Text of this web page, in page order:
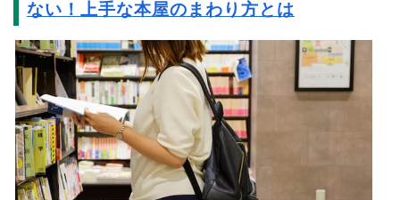
ない！上手な本屋のまわり方とは